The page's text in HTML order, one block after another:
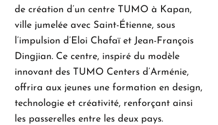
de création d’un centre TUMO à Kapan,
ville jumelée avec Saint-Étienne, sous
l’impulsion d’Eloi Chafaï et Jean-François
Dingjian. Ce centre, inspiré du modèle
innovant des TUMO Centers d’Arménie,
offrira aux jeunes une formation en design,
technologie et créativité, renforçant ainsi
les passerelles entre les deux pays.